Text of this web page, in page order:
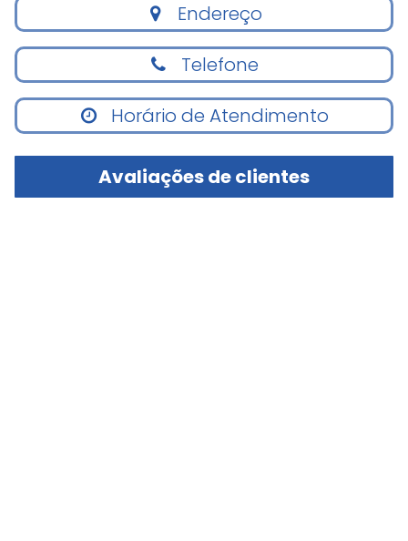
Endereço
Telefone
Horário de Atendimento
Avaliações de clientes